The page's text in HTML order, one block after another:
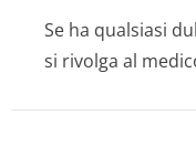
Se ha qualsiasi
si rivolga al